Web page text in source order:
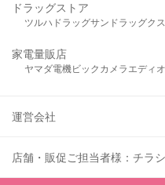
ドラッグストア
ツルハドラッグサンドラッグク
家電量販店
ヤマダ電機ビックカメラ エディ
運営会社
店舗・販促ご担当者様：チラ